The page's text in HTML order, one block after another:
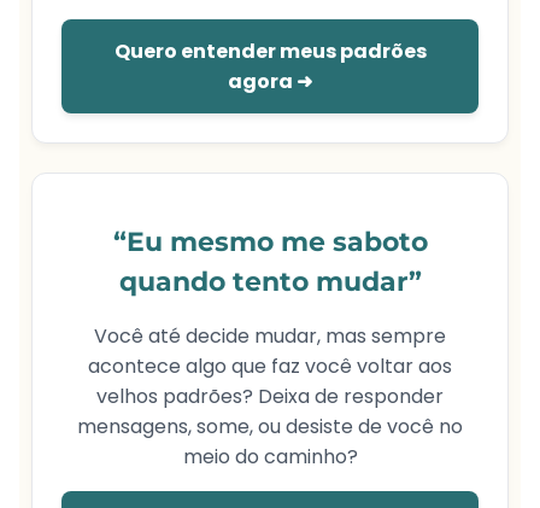
Quero entender meus padrões
agora ➜
“Eu mesmo me saboto
quando tento mudar”
Você até decide mudar, mas sempre
acontece algo que faz você voltar aos
velhos padrões? Deixa de responder
mensagens, some, ou desiste de você no
meio do caminho?